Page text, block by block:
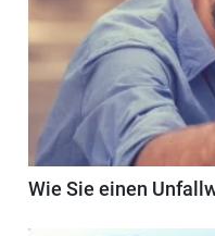
Wie Sie einen